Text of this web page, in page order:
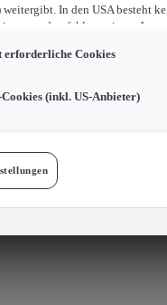
In den USA besteht
und es fehlt an einem
können, in den USA keine
Eingriffe in Ihre persönlichen
Sollten Sie das Setzen von
Zwecke von Google
frei, Ihre Einwilligung jederzeit
für Marketingzwecke:
haben, von Ihrem
erforderliche Cookies
(inkl. US-Anbieter)